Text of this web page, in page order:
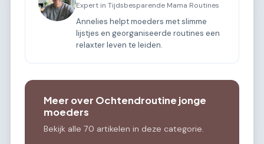
Expert in Tijdsbesparende Mama Routines
Annelies helpt moeders met slimme
lijstjes en georganiseerde routines een
relaxter leven te leiden.
Meer over Ochtendroutine jonge
moeders
Bekijk alle 70 artikelen in deze categorie.